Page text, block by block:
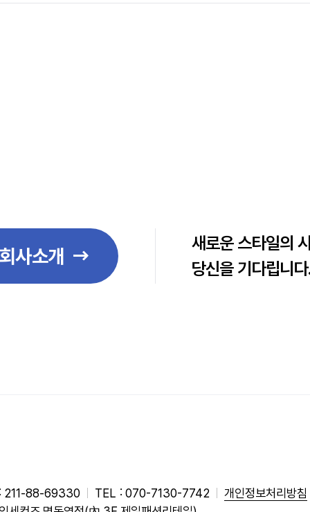
회사소개
새로운 스타일의
당신을 기다립니
211-88-69330 TEL 070-7130-7742
개인정보처리방침